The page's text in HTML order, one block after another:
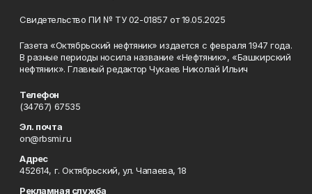
Свидетельство ПИ № ТУ 02-01857 от 19.05.2025
Газета «Октябрьский нефтяник» издается с февраля 1947 года.
В разные периоды носила название «Нефтяник», «Башкирский
нефтяник». Главный редактор Чукаев Николай Ильич
Телефон
(34767) 67535
Эл. почта
on@rbsmi.ru
Адрес
452614, г. Октябрьский, ул. Чапаева, 18
Рекламная служба